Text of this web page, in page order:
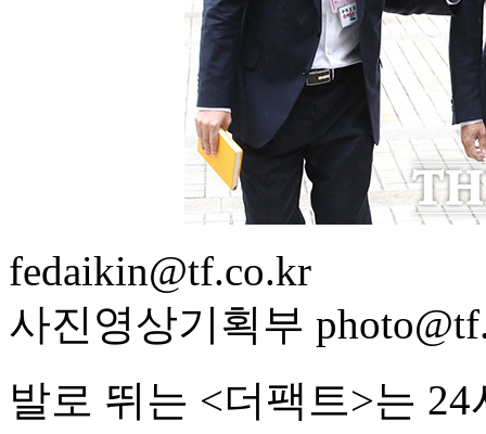
fedaikin@tf.co.kr
사진영상기획부
발로 뛰는 <더팩트>는